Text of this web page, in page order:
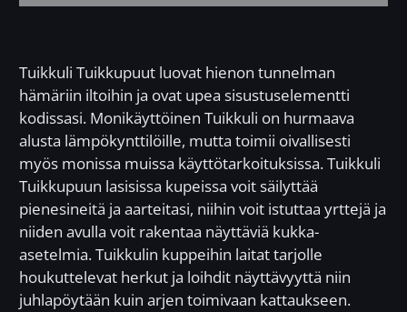
Tuikkuli Tuikkupuut luovat hienon tunnelman
hämäriin iltoihin ja ovat upea sisustuselementti
kodissasi. Monikäyttöinen Tuikkuli on hurmaava
alusta lämpökynttilöille, mutta toimii oivallisesti
myös monissa muissa käyttötarkoituksissa. Tuikkuli
Tuikkupuun lasisissa kupeissa voit säilyttää
pienesineitä ja aarteitasi, niihin voit istuttaa yrttejä ja
niiden avulla voit rakentaa näyttäviä kukka-
asetelmia. Tuikkulin kuppeihin laitat tarjolle
houkuttelevat herkut ja loihdit näyttävyyttä niin
juhlapöytään kuin arjen toimivaan kattaukseen.